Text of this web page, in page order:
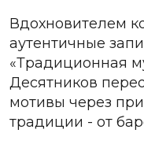
Вдохновителем
аутентичные
«Традиционная
Десятников
мотивы через
традиции - от